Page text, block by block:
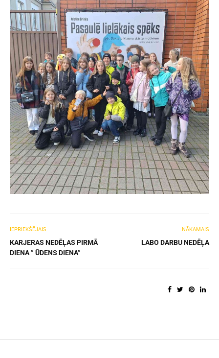
IEPRIEKŠĒJAIS
KARJERAS NEDĒĻAS PIRMĀ
DIENA ” ŪDENS DIENA”
NĀKAMAIS
LABO DARBU NEDĒĻA